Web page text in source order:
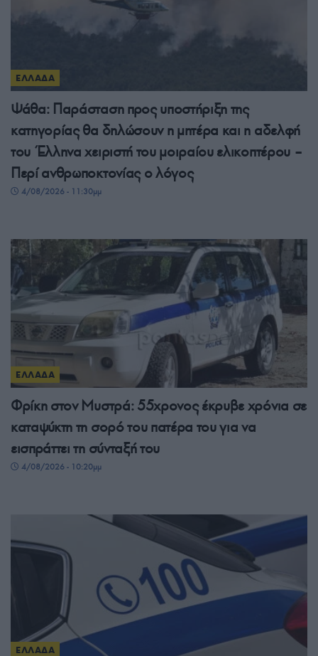
ΕΛΛΑΔΑ
Ψάθα: Παράσταση προς υποστήριξη της
κατηγορίας θα δηλώσουν η μητέρα και η αδελφή
του Έλληνα χειριστή του μοιραίου ελικοπτέρου –
Περί ανθρωποκτονίας ο λόγος
4/08/2026 - 11:30μμ
ΕΛΛΑΔΑ
Φρίκη στον Μυστρά: 55χρονος έκρυβε χρόνια σε
καταψύκτη τη σορό του πατέρα του για να
εισπράττει τη σύνταξή του
4/08/2026 - 10:20μμ
ΕΛΛΑΔΑ